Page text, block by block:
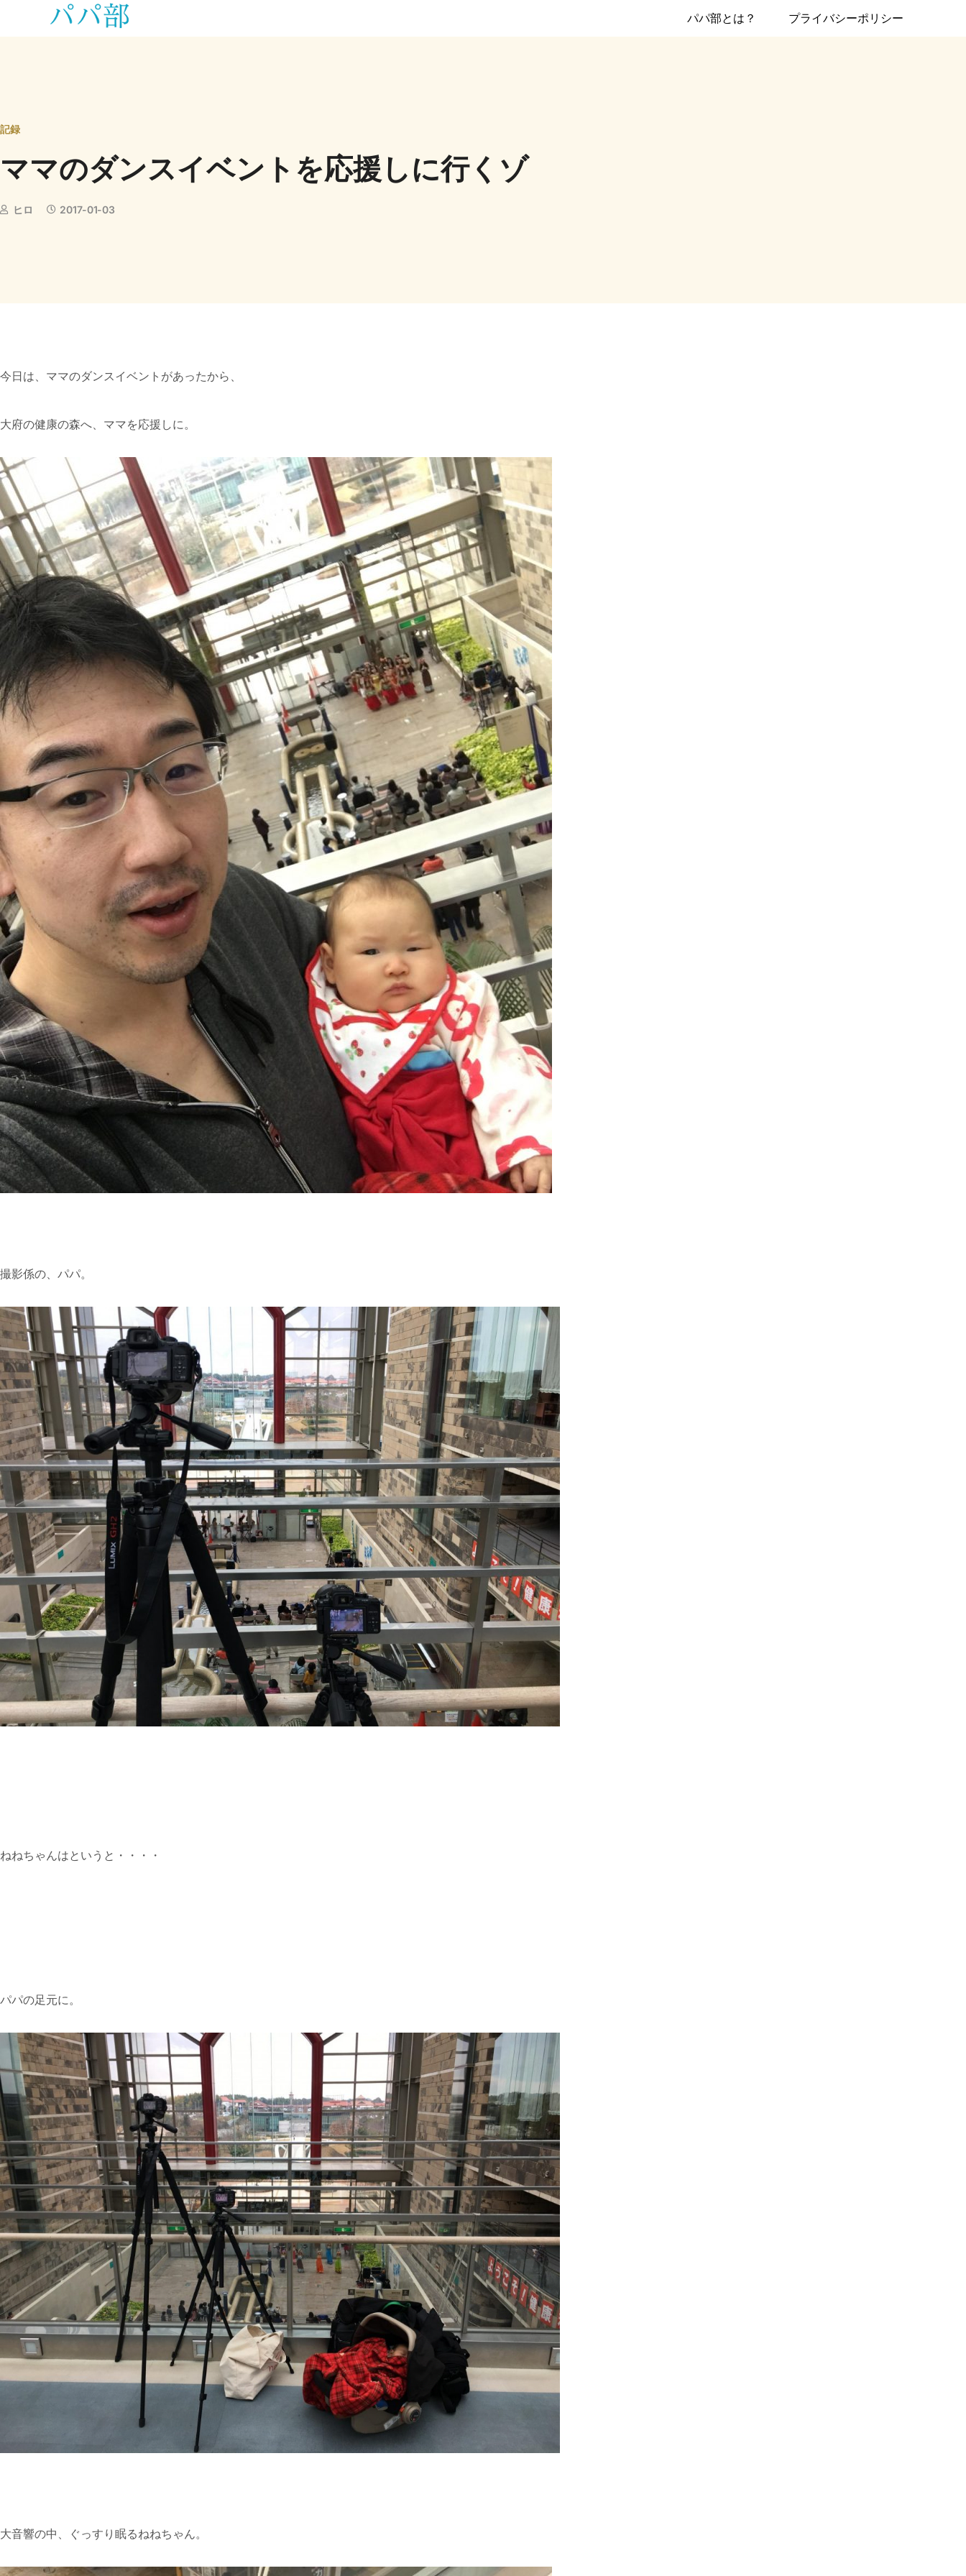
パパ部とは？ プライバシーポリシー
記録
ママのダンスイベントを応援しに行くゾ
ヒロ 2017-01-03
今日は、ママのダンスイベントがあったから、
大府の健康の森へ、ママを応援しに。
撮影係の、パパ。
ねねちゃんはというと・・・・
パパの足元に。
大音響の中、ぐっすり眠るねねちゃん。